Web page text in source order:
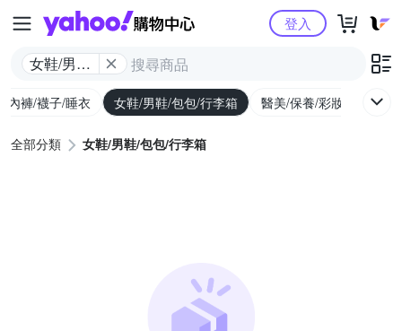
Yahoo購物中心
女鞋/男鞋/
箱
登入
/內褲/襪子/睡衣 女鞋/男鞋/包包/行李箱 醫美/保養/彩妝/香水
全部分類 女鞋/男鞋/包包/行李箱